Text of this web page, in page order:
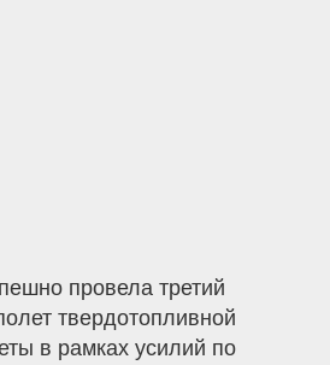
провела третий
твердотопливной
в рамках усилий по